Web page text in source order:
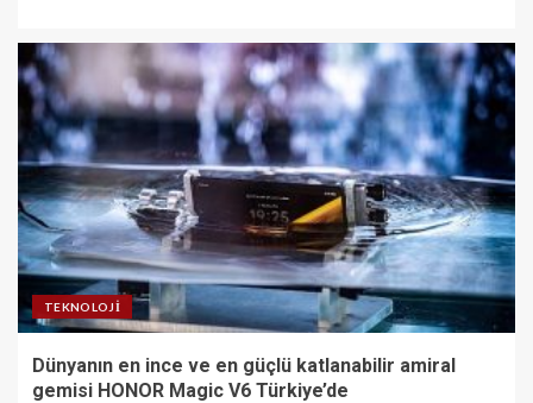
TEKNOLOJI
Dünyanın en ince ve en güçlü katlanabilir amiral
gemisi HONOR Magic V6 Türkiye’de